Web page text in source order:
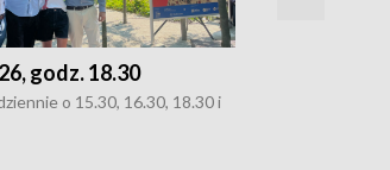
godz. 18.30
o 15.30, 16.30, 18.30 i